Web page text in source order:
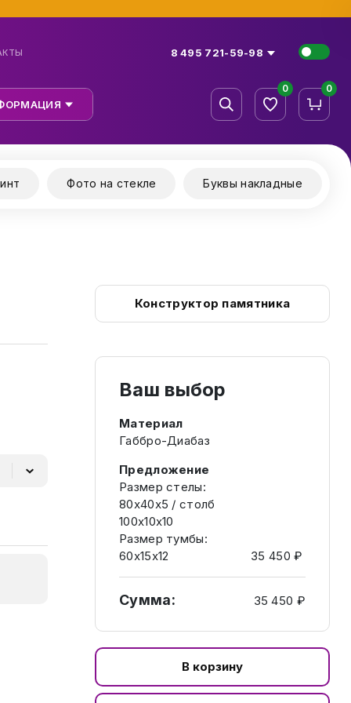
8 495 721-59-98
0 0
Фото на стекле Буквы накладные
Конструктор памятника
Ваш выбор
Материал
Габбро-Диабаз
Предложение
Размер стелы:
80х40х5 / столб
100х10х10
Размер тумбы:
60х15х12
35 450 ₽
Сумма: 35 450 ₽
В корзину